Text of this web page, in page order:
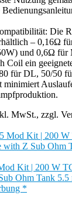
Die
– 0,16Ω
und 0,6Ω für
Coil ein
für DL, 50/50
minimiert
MwSt., zzgl.
Kit | 200 W
Ohm Tank
*